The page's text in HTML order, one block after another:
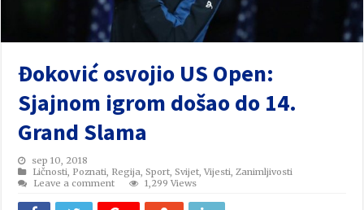
Đoković osvojio US Open:
Sjajnom igrom došao do 14.
Grand Slama
sep 10, 2018
Ličnosti, Poznati, Regija,Sport,Svijet,Vijesti,Zanimljivosti
Leave a comment
1,299 Views